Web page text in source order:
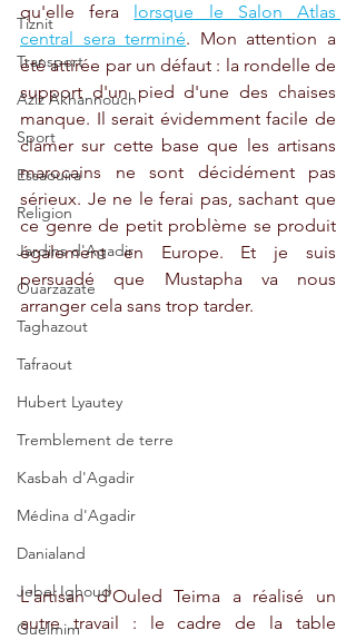
Tiznit
Transport
Aziz Akhannouch
Sport
Essaouira
Religion
Jardins d'Agadir
Ouarzazate
Taghazout
Tafraout
Hubert Lyautey
Tremblement de terre
Kasbah d'Agadir
Médina d'Agadir
Danialand
Jebel Ighoud
Guelmim
qu'elle fera lorsque le Salon Atlas
central sera terminé. Mon attention a
été attirée par un défaut : la rondelle de
support d'un pied d'une des chaises
manque. Il serait évidemment facile de
clamer sur cette base que les artisans
marocains ne sont décidément pas
sérieux. Je ne le ferai pas, sachant que
ce genre de petit problème se produit
également en Europe. Et je suis
persuadé que Mustapha va nous
arranger cela sans trop tarder.
L'artisan d'Ouled Teima a réalisé un
autre travail : le cadre de la table